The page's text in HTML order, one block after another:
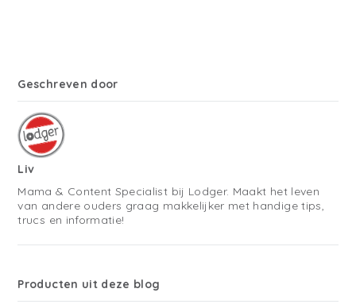
Geschreven door
Liv
Mama & Content Specialist bij Lodger. Maakt het leven
van andere ouders graag makkelijker met handige tips,
trucs en informatie!
Producten uit deze blog